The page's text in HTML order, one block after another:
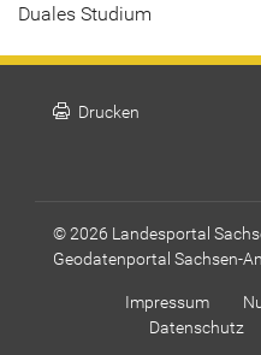
Duales Studium
print Drucken
© 2026 Landesportal
Geodatenportal Sachsen-
Impressum
Datenschutz